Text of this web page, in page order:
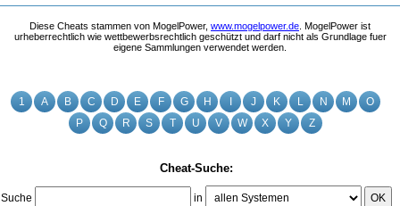
1 A B C D E F G H I J K L N M
O
P
Q R S T U V W X Y Z
Cheat-Suche:
Suche in OK
Diese Cheats stammen von MogelPower, www.mogelpower.de . MogelPower ist
urheberrechtlich wie wettbewerbsrechtlich geschützt und darf nicht als Grundlage fuer
eigene Sammlungen verwendet werden.